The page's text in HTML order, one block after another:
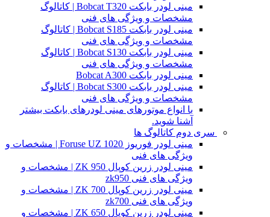
مینی لودر بابکت Bobcat T320 | کاتالوگ
مشخصات و ویژگی های فنی
مینی لودر بابکت Bobcat S185 | کاتالوگ
مشخصات و ویژگی های فنی
مینی لودر بابکت Bobcat S130 | کاتالوگ
مشخصات و ویژگی های فنی
مینی لودر بابکت Bobcat A300
مینی لودر بابکت Bobcat S300 | کاتالوگ
مشخصات و ویژگی های فنی
با انواع موتورهای مینی لودرهای بابکت بیشتر
آشنا شوید.
سری دوم کاتالوگ ها
مینی لودر فوریوز Foruse UZ 1020 | مشخصات و
ویژگی های فنی
مینی لودر زرین کوپال ZK 950 | مشخصات و
ویژگی های فنی zk950
مینی لودر زرین کوپال ZK 700 | مشخصات و
ویژگی های فنی zk700
مینی لودر زرین کوپال ZK 650 | مشخصات و